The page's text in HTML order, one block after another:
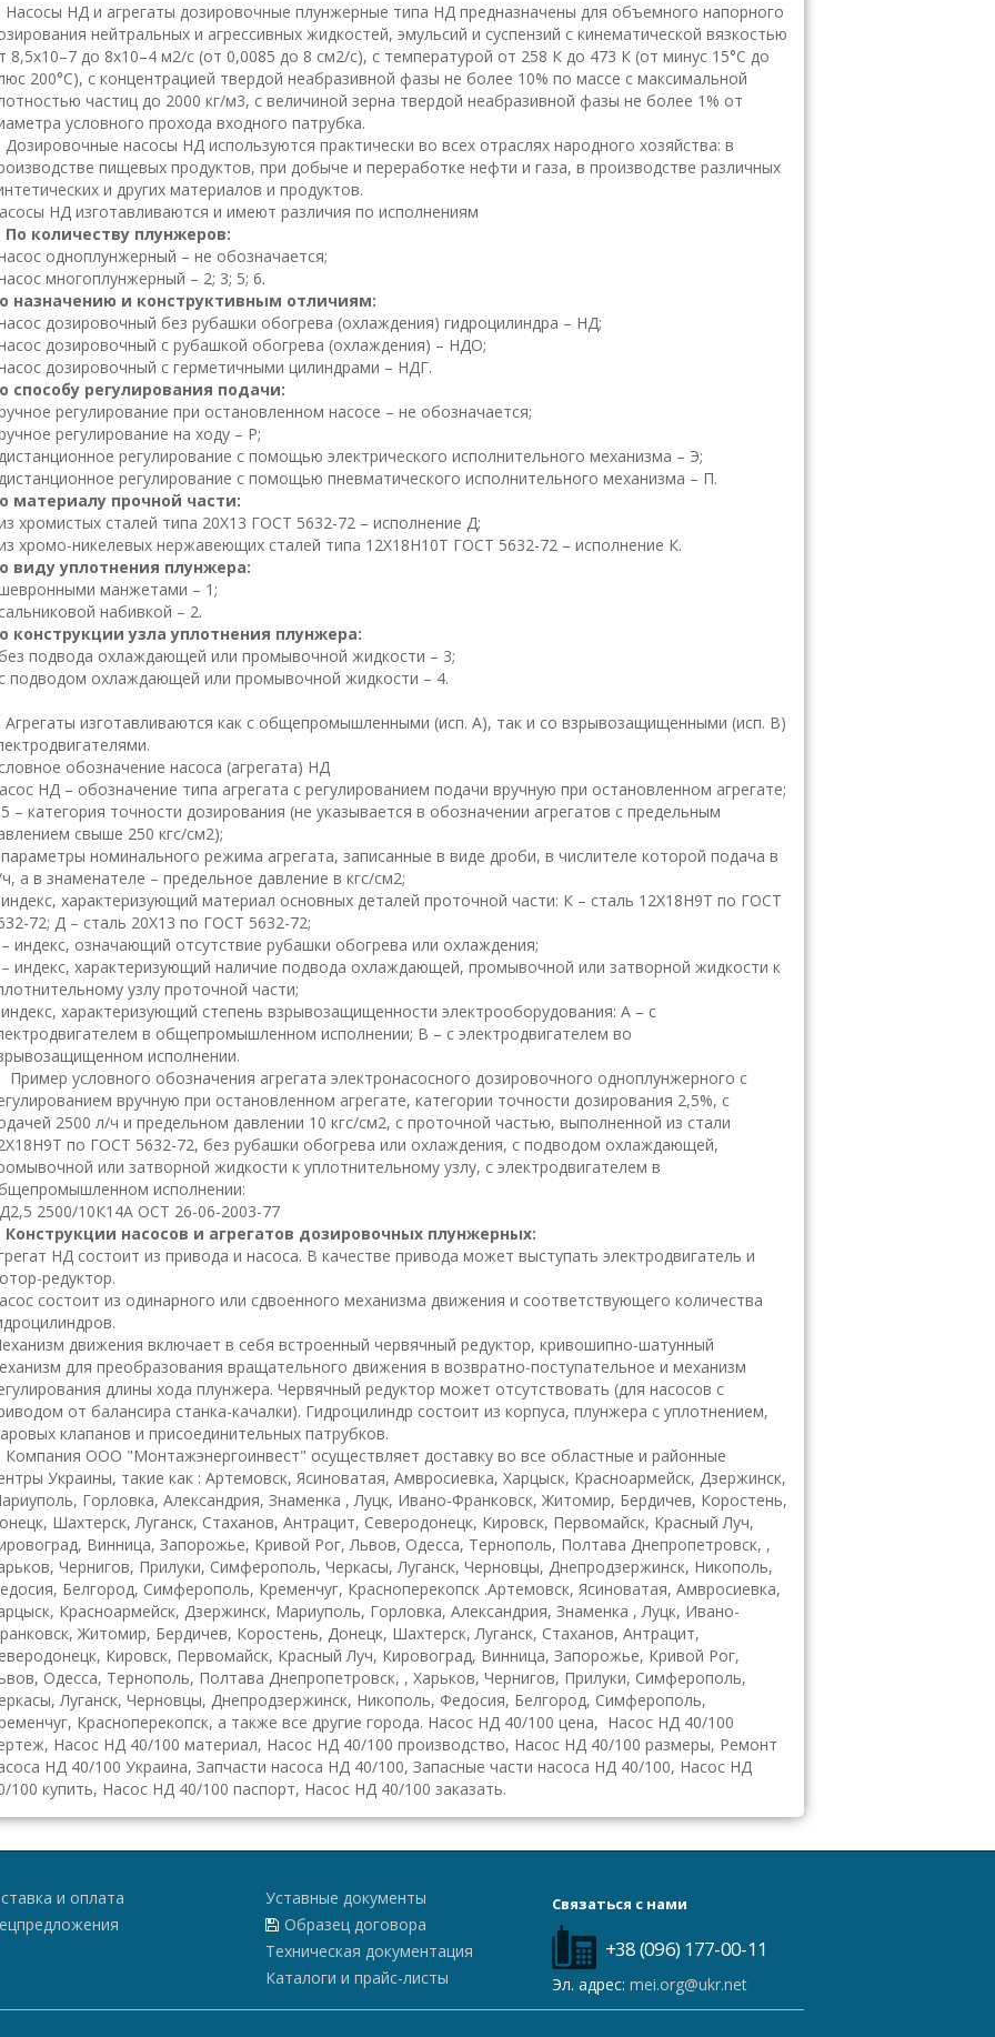
НД и агрегаты дозировочные плунжерные типа НД предназначены для объемного напорного
нейтральных и агрессивных жидкостей, эмульсий и суспензий с кинематической вязкостью
8,5х10–7 до 8х10–4 м2/с (от 0,0085 до 8 см2/с), с температурой от 258 К до 473 К (от минус 15°С до
200°С), с концентрацией твердой неабразивной фазы не более 10% по массе с максимальной
частиц до 2000 кг/м3, с величиной зерна твердой неабразивной фазы не более 1% от
условного прохода входного патрубка.
насосы НД используются практически во всех отраслях народного хозяйства: в
пищевых продуктов, при добыче и переработке нефти и газа, в производстве различных
и других материалов и продуктов.
НД изготавливаются и имеют различия по исполнениям
По количеству плунжеров:
одноплунжерный – не обозначается;
многоплунжерный – 2; 3; 5; 6.
назначению и конструктивным отличиям:
дозировочный без рубашки обогрева (охлаждения) гидроцилиндра – НД;
дозировочный с рубашкой обогрева (охлаждения) – НДО;
дозировочный с герметичными цилиндрами – НДГ.
способу регулирования подачи:
регулирование при остановленном насосе – не обозначается;
регулирование на ходу – Р;
регулирование с помощью электрического исполнительного механизма – Э;
регулирование с помощью пневматического исполнительного механизма – П.
материалу прочной части:
хромистых сталей типа 20Х13 ГОСТ 5632-72 – исполнение Д;
хромо-никелевых нержавеющих сталей типа 12Х18Н10Т ГОСТ 5632-72 – исполнение К.
виду уплотнения плунжера:
манжетами – 1;
набивкой – 2.
конструкции узла уплотнения плунжера:
подвода охлаждающей или промывочной жидкости – 3;
подводом охлаждающей или промывочной жидкости – 4.
изготавливаются как с общепромышленными (исп. А), так и со взрывозащищенными (исп. В)
обозначение насоса (агрегата) НД
НД – обозначение типа агрегата с регулированием подачи вручную при остановленном агрегате;
– категория точности дозирования (не указывается в обозначении агрегатов с предельным
свыше 250 кгс/см2);
номинального режима агрегата, записанные в виде дроби, в числителе которой подача в
а в знаменателе – предельное давление в кгс/см2;
характеризующий материал основных деталей проточной части: К – сталь 12Х18Н9Т по ГОСТ
72; Д – сталь 20Х13 по ГОСТ 5632-72;
индекс, означающий отсутствие рубашки обогрева или охлаждения;
индекс, характеризующий наличие подвода охлаждающей, промывочной или затворной жидкости к
узлу проточной части;
характеризующий степень взрывозащищенности электрооборудования: А – с
в общепромышленном исполнении; В – с электродвигателем во
исполнении.
Пример условного обозначения агрегата электронасосного дозировочного одноплунжерного с
вручную при остановленном агрегате, категории точности дозирования 2,5%, с
2500 л/ч и предельном давлении 10 кгс/см2, с проточной частью, выполненной из стали
по ГОСТ 5632-72, без рубашки обогрева или охлаждения, с подводом охлаждающей,
или затворной жидкости к уплотнительному узлу, с электродвигателем в
исполнении:
2500/10К14А ОСТ 26-06-2003-77
Конструкции насосов и агрегатов дозировочных плунжерных:
НД состоит из привода и насоса. В качестве привода может выступать электродвигатель и
редуктор.
состоит из одинарного или сдвоенного механизма движения и соответствующего количества
движения включает в себя встроенный червячный редуктор, кривошипно-шатунный
для преобразования вращательного движения в возвратно-поступательное и механизм
длины хода плунжера. Червячный редуктор может отсутствовать (для насосов с
от балансира станка-качалки). Гидроцилиндр состоит из корпуса, плунжера с уплотнением,
клапанов и присоединительных патрубков.
ООО "Монтажэнергоинвест" осуществляет доставку во все областные и районные
Украины, такие как : Артемовск, Ясиноватая, Амвросиевка, Харцыск, Красноармейск, Дзержинск,
Горловка, Александрия, Знаменка , Луцк, Ивано-Франковск, Житомир, Бердичев, Коростень,
Шахтерск, Луганск, Стаханов, Антрацит, Северодонецк, Кировск, Первомайск, Красный Луч,
Винница, Запорожье, Кривой Рог, Львов, Одесса, Тернополь, Полтава Днепропетровск, ,
Чернигов, Прилуки, Симферополь, Черкасы, Луганск, Черновцы, Днепродзержинск, Никополь,
Белгород, Симферополь, Кременчуг, Красноперекопск .Артемовск, Ясиноватая, Амвросиевка,
Красноармейск, Дзержинск, Мариуполь, Горловка, Александрия, Знаменка , Луцк, Ивано-
Житомир, Бердичев, Коростень, Донецк, Шахтерск, Луганск, Стаханов, Антрацит,
Кировск, Первомайск, Красный Луч, Кировоград, Винница, Запорожье, Кривой Рог,
Одесса, Тернополь, Полтава Днепропетровск, , Харьков, Чернигов, Прилуки, Симферополь,
Луганск, Черновцы, Днепродзержинск, Никополь, Федосия, Белгород, Симферополь,
Красноперекопск, а также все другие города. Насос НД 40/100 цена, Насос НД 40/100
Насос НД 40/100 материал, Насос НД 40/100 производство, Насос НД 40/100 размеры, Ремонт
НД 40/100 Украина, Запчасти насоса НД 40/100, Запасные части насоса НД 40/100, Насос НД
100 купить, Насос НД 40/100 паспорт, Насос НД 40/100 заказать.
и оплата
Уставные документы
Образец договора
Техническая документация
Каталоги и прайс-листы
Связаться с нами
+38 (096) 177-00-11
Эл. адрес: mei.org@ukr.net